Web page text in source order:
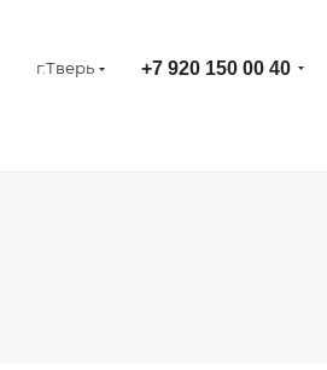
г.Тверь +7 920 150 00 40